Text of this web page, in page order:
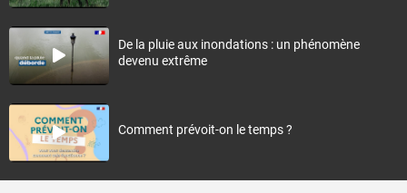
De la pluie aux inondations : un phénomène
devenu extrême
Comment prévoit-on le temps ?